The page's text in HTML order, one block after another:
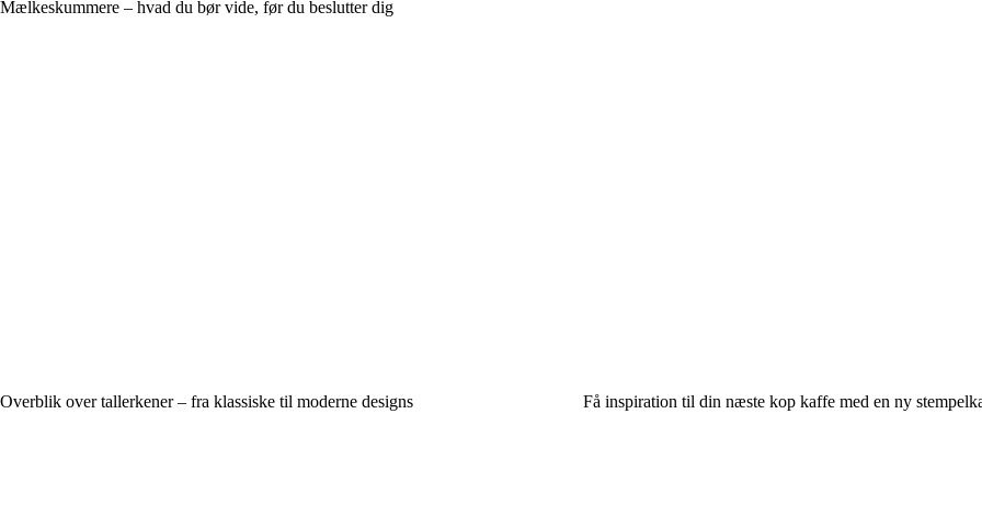
Mælkeskummere – hvad du bør vide, før du beslutter dig
Overblik over tallerkener – fra klassiske til moderne designs Få inspiration til din næste kop kaffe med en ny